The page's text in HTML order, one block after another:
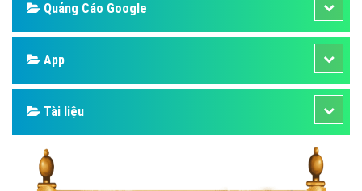
Quảng Cáo Google
App
Tài liệu